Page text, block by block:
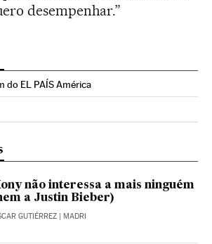
desempenhar.”
do EL PAÍS América
Brasil en Twitter
El País Brasil en Instagram
El País Brasil en Facebook
não interessa a mais ninguém
a Justin Bieber)
GUTIÉRREZ | MADRI